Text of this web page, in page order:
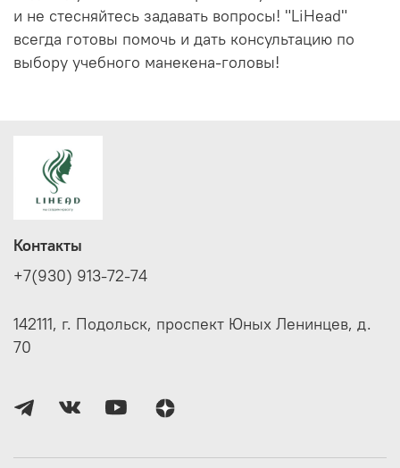
и не стесняйтесь задавать вопросы! "LiHead"
всегда готовы помочь и дать консультацию по
выбору учебного манекена-головы!
Контакты
+7(930) 913-72-74
142111, г. Подольск, проспект Юных Ленинцев, д.
70